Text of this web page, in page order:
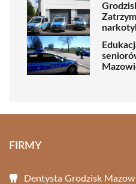
FIRMY
Dentysta Grodzisk